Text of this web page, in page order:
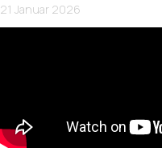
21 Januar 2026